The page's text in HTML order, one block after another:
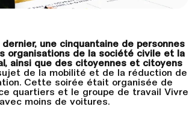
dernier, une cinquantaine de personnes
organisations de la société civile et la
ainsi que des citoyennes et citoyens
de la mobilité et de la réduction de
Cette soirée était organisée de
quartiers et le groupe de travail Vivre
avec moins de voitures.